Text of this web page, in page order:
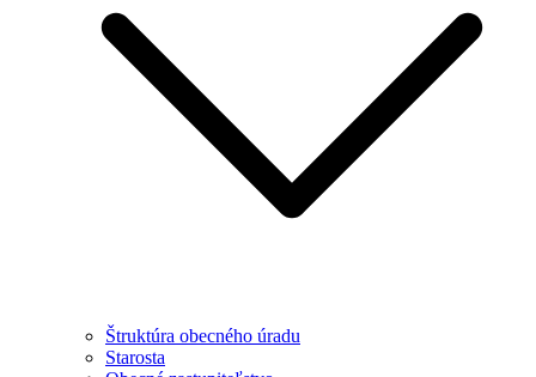
Štruktúra obecného úradu
Starosta